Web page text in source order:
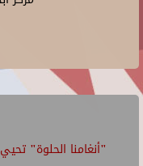
"أنغامنا الحلوة"